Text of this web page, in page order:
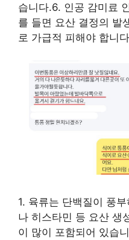
습니다.6. 인공 감미료
를 들면 요산 결정의 발
로 가급적 피해야 합니
1. 육류는 단백질이 풍
나 히스타민 등 요산 생
이 많이 포함되어 있습